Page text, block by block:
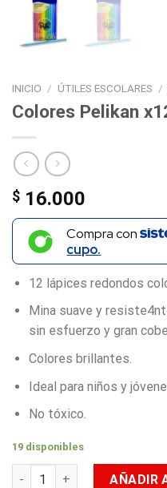
INICIO / ÚTILES ESCOLARES /
Colores Pelikan
$ 16.000
Compra con
cupo.
12 lápices redondos
Mina suave y
sin esfuerzo y gran
Colores brillantes.
Ideal para niños y
No tóxico.
19 disponibles
Colores Pelikan x12AÑADIR